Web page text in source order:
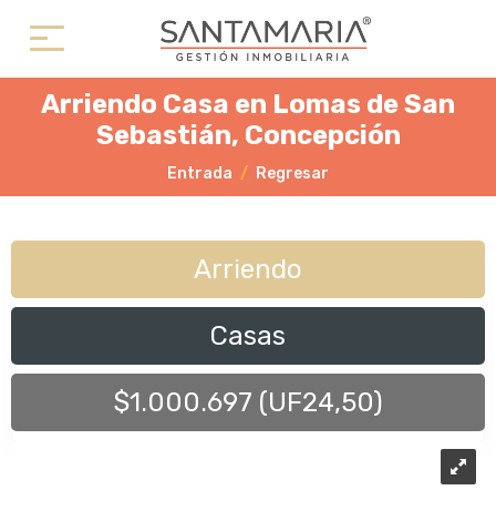
Arriendo Casa en Lomas de San
Sebastián, Concepción
Entrada Regresar
Arriendo
Casas
$1.000.697 (UF24,50)